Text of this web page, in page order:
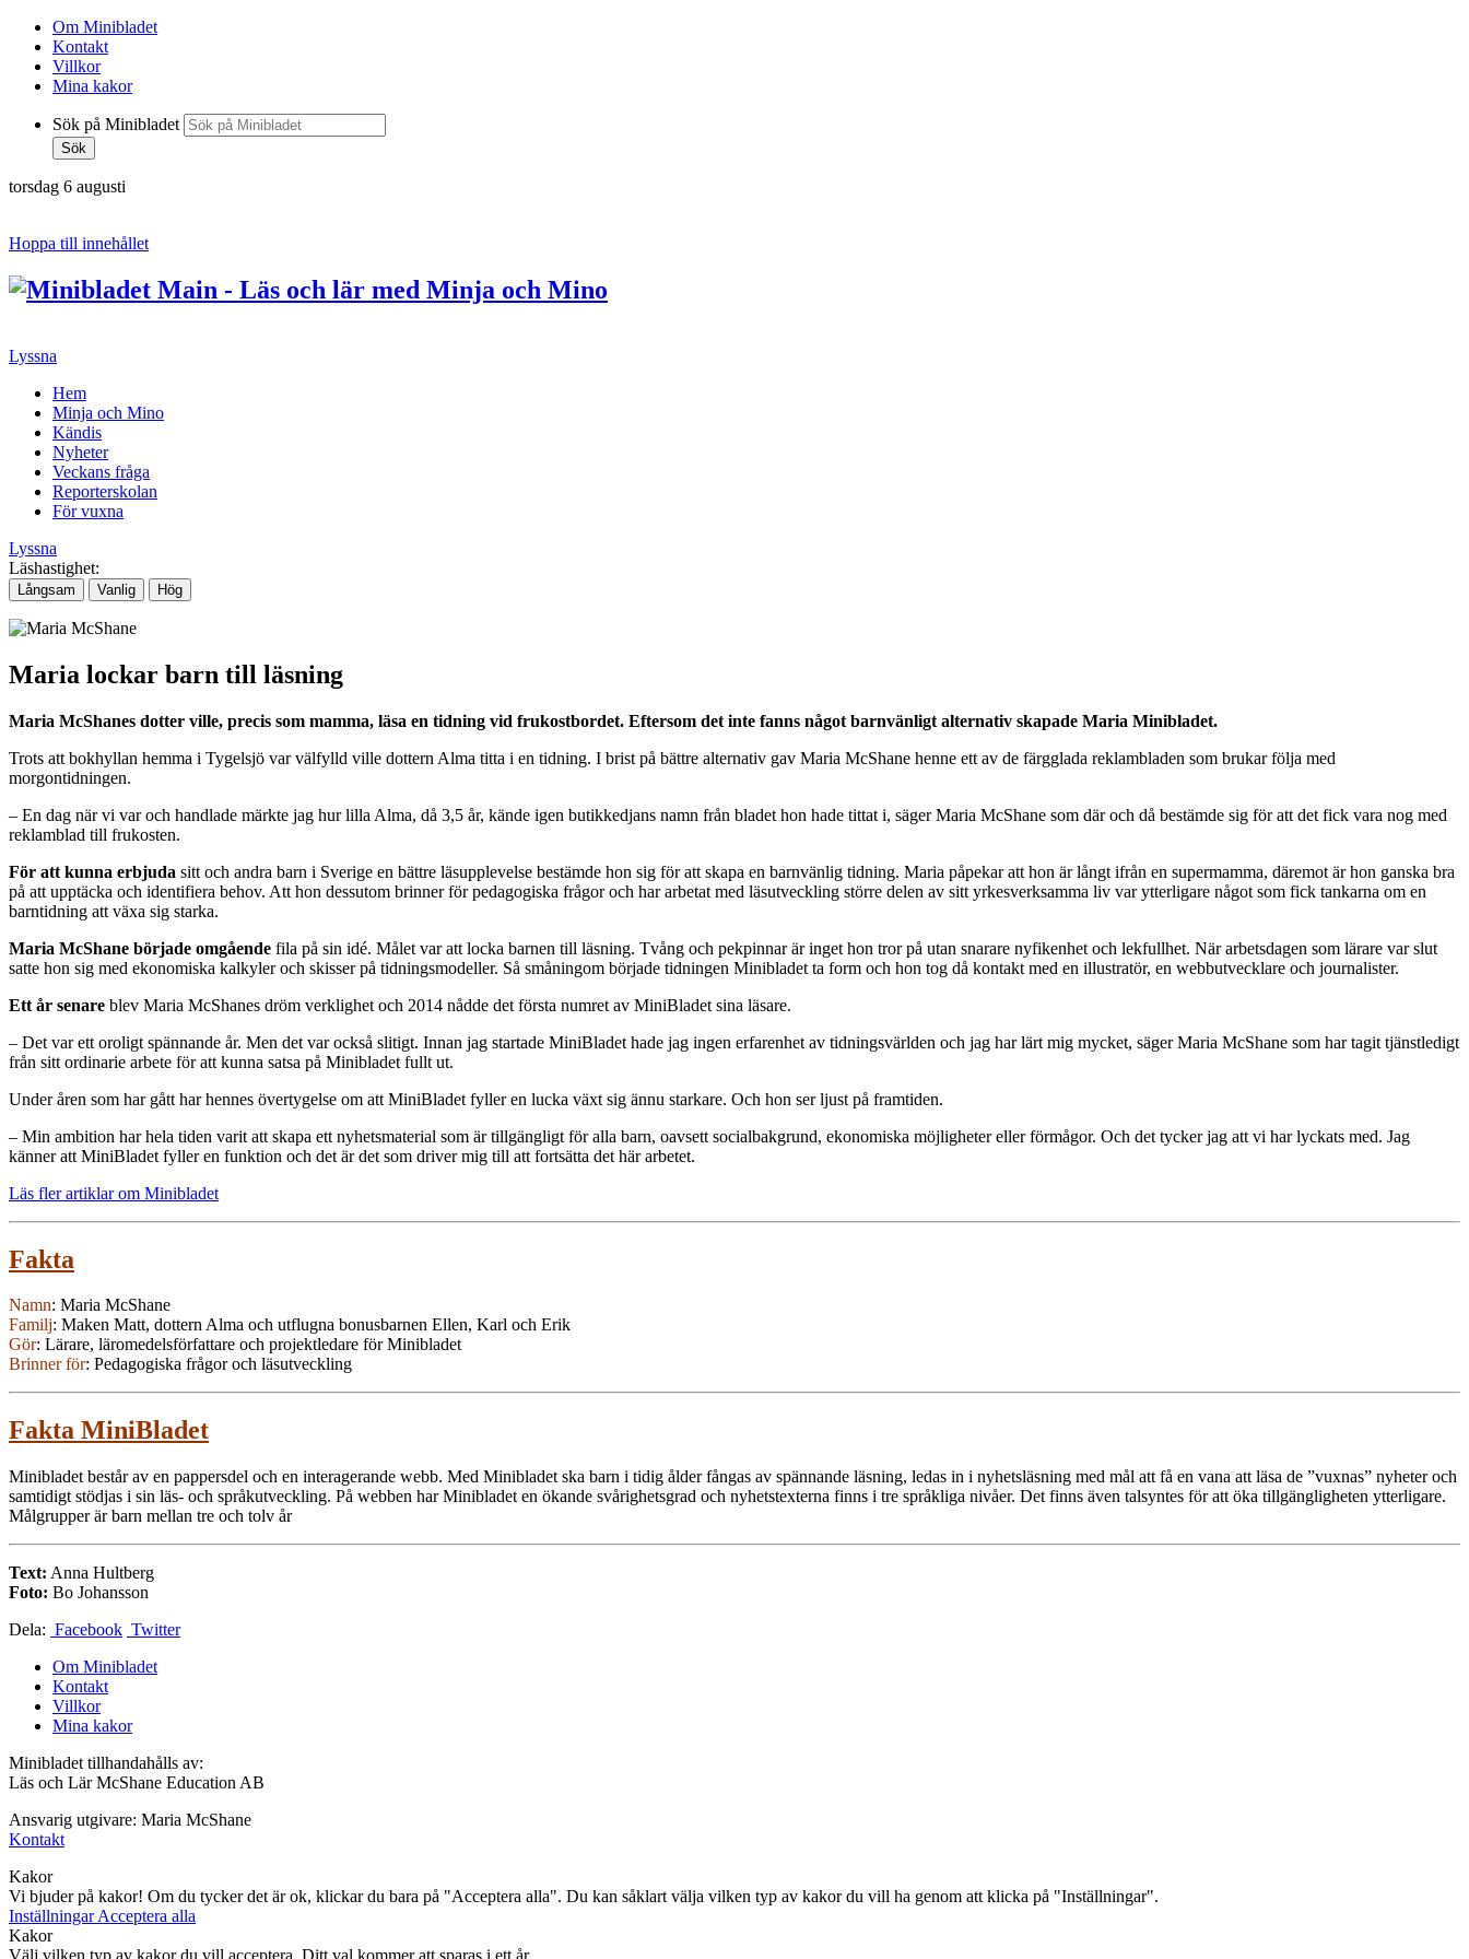
Om Minibladet
Kontakt
Villkor
Mina kakor
Sök på Minibladet
Sök
torsdag 6 augusti
Hoppa till innehållet
Lyssna
Hem
Minja och Mino
Kändis
Nyheter
Veckans fråga
Reporterskolan
För vuxna
Lyssna
Läshastighet:
Långsam Vanlig Hög
Maria lockar barn till läsning
Maria McShanes dotter ville, precis som mamma, läsa en tidning vid frukostbordet. Eftersom det inte fanns något barnvänligt alternativ skapade Maria Minibladet.
Trots att bokhyllan hemma i Tygelsjö var välfylld ville dottern Alma titta i en tidning. I brist på bättre alternativ gav Maria McShane henne ett av de färgglada reklambladen som brukar följa med
morgontidningen.
– En dag när vi var och handlade märkte jag hur lilla Alma, då 3,5 år, kände igen butikkedjans namn från bladet hon hade tittat i, säger Maria McShane som där och då bestämde sig för att det fick vara nog med
reklamblad till frukosten.
För att kunna erbjuda sitt och andra barn i Sverige en bättre läsupplevelse bestämde hon sig för att skapa en barnvänlig tidning. Maria påpekar att hon är långt ifrån en supermamma, däremot är hon ganska bra
på att upptäcka och identifiera behov. Att hon dessutom brinner för pedagogiska frågor och har arbetat med läsutveckling större delen av sitt yrkesverksamma liv var ytterligare något som fick tankarna om en
barntidning att växa sig starka.
Maria McShane började omgående fila på sin idé. Målet var att locka barnen till läsning. Tvång och pekpinnar är inget hon tror på utan snarare nyfikenhet och lekfullhet. När arbetsdagen som lärare var slut
satte hon sig med ekonomiska kalkyler och skisser på tidningsmodeller. Så småningom började tidningen Minibladet ta form och hon tog då kontakt med en illustratör, en webbutvecklare och journalister.
Ett år senare blev Maria McShanes dröm verklighet och 2014 nådde det första numret av MiniBladet sina läsare.
– Det var ett oroligt spännande år. Men det var också slitigt. Innan jag startade MiniBladet hade jag ingen erfarenhet av tidningsvärlden och jag har lärt mig mycket, säger Maria McShane som har tagit tjänstledigt
från sitt ordinarie arbete för att kunna satsa på Minibladet fullt ut.
Under åren som har gått har hennes övertygelse om att MiniBladet fyller en lucka växt sig ännu starkare. Och hon ser ljust på framtiden.
– Min ambition har hela tiden varit att skapa ett nyhetsmaterial som är tillgängligt för alla barn, oavsett socialbakgrund, ekonomiska möjligheter eller förmågor. Och det tycker jag att vi har lyckats med. Jag
känner att MiniBladet fyller en funktion och det är det som driver mig till att fortsätta det här arbetet.
Läs fler artiklar om Minibladet
Fakta
Namn: Maria McShane
Familj: Maken Matt, dottern Alma och utflugna bonusbarnen Ellen, Karl och Erik
Gör: Lärare, läromedelsförfattare och projektledare för Minibladet
Brinner för: Pedagogiska frågor och läsutveckling
Fakta MiniBladet
Minibladet består av en pappersdel och en interagerande webb. Med Minibladet ska barn i tidig ålder fångas av spännande läsning, ledas in i nyhetsläsning med mål att få en vana att läsa de ”vuxnas” nyheter och
samtidigt stödjas i sin läs- och språkutveckling. På webben har Minibladet en ökande svårighetsgrad och nyhetstexterna finns i tre språkliga nivåer. Det finns även talsyntes för att öka tillgängligheten ytterligare.
Målgrupper är barn mellan tre och tolv år
Text: Anna Hultberg
Foto: Bo Johansson
Dela: Facebook Twitter
Om Minibladet
Kontakt
Villkor
Mina kakor
Minibladet tillhandahålls av:
Läs och Lär McShane Education AB
Ansvarig utgivare: Maria McShane
Kontakt
Kakor
Vi bjuder på kakor! Om du tycker det är ok, klickar du bara på "Acceptera alla". Du kan såklart välja vilken typ av kakor du vill ha genom att klicka på "Inställningar".
InställningarAcceptera alla
Kakor